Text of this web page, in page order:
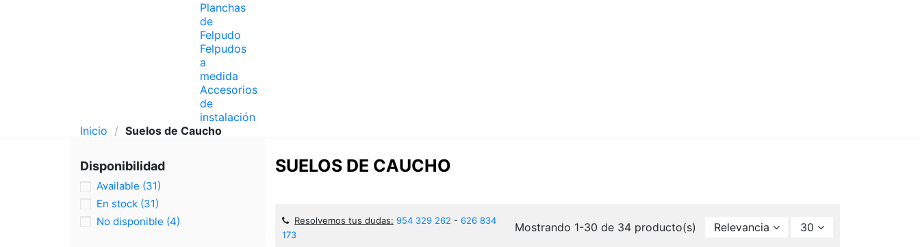
Planchas
de
Felpudo
Felpudos
a
medida
Accesorios
de
instalación
Inicio Suelos de Caucho
SUELOS DE CAUCHO
Resolvemos tus dudas: 954 329 262 - 626 834
173
Mostrando 1-30 de 34 producto(s) Relevancia 30
Disponibilidad
Available (31)
En stock (31)
No disponible (4)